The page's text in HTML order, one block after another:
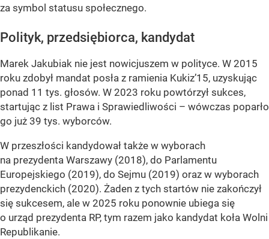
za symbol statusu społecznego.
Polityk, przedsiębiorca, kandydat
Marek Jakubiak nie jest nowicjuszem w polityce. W 2015
roku zdobył mandat posła z ramienia Kukiz’15, uzyskując
ponad 11 tys. głosów. W 2023 roku powtórzył sukces,
startując z list Prawa i Sprawiedliwości – wówczas poparło
go już 39 tys. wyborców.
W przeszłości kandydował także w wyborach
na prezydenta Warszawy (2018), do Parlamentu
Europejskiego (2019), do Sejmu (2019) oraz w wyborach
prezydenckich (2020). Żaden z tych startów nie zakończył
się sukcesem, ale w 2025 roku ponownie ubiega się
o urząd prezydenta RP, tym razem jako kandydat koła Wolni
Republikanie.